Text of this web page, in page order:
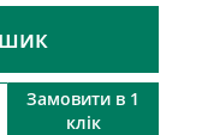
Замовити в 1
клік